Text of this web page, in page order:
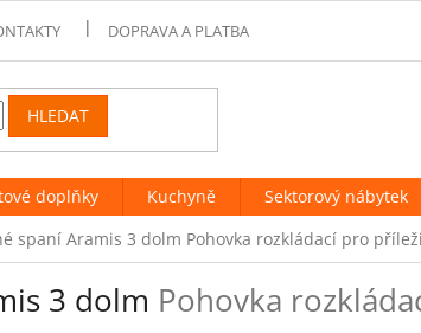
DOPRAVA A PLATBA
HLEDAT
doplňky Kuchyně Sektorový nábytek
spaní Aramis 3 dolm Pohovka rozkládací pro
3 dolm Pohovka